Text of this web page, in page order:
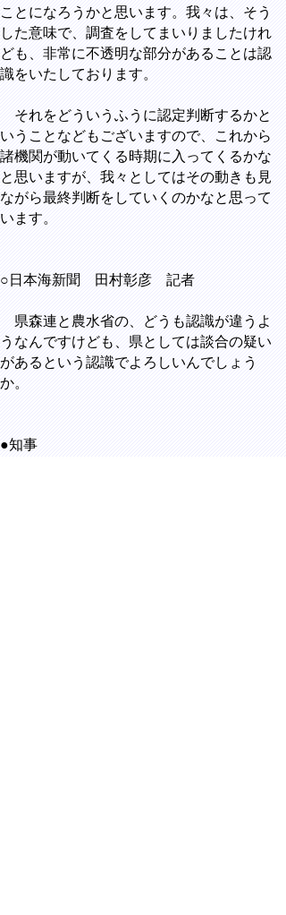
ことになろうかと思います。我々は、そう
した意味で、調査をしてまいりましたけれ
ども、非常に不透明な部分があることは認
識をいたしております。
それをどういうふうに認定判断するかと
いうことなどもございますので、これから
諸機関が動いてくる時期に入ってくるかな
と思いますが、我々としてはその動きも見
ながら最終判断をしていくのかなと思って
います。
○日本海新聞 田村彰彦 記者
県森連と農水省の、どうも認識が違うよ
うなんですけども、県としては談合の疑い
があるという認識でよろしいんでしょう
か。
●知事